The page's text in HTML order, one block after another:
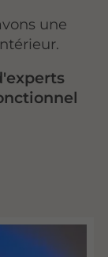
une